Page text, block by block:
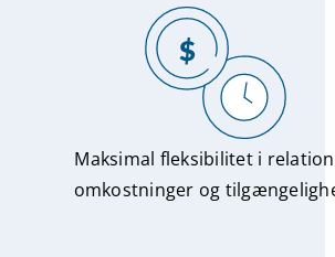
Maksimal fleksibilitet i
omkostninger og